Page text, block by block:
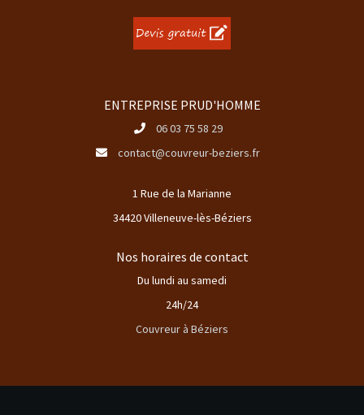
ENTREPRISE PRUD'HOMME
06 03 75 58 29
contact@couvreur-beziers.fr
1 Rue de la Marianne
34420 Villeneuve-lès-Béziers
Nos horaires de contact
Du lundi au samedi
24h/24
Couvreur à Béziers